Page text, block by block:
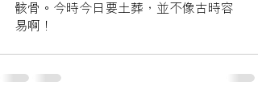
骸骨。今時今日要土葬，並不像古時容
易啊！